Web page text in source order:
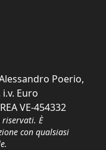
Poerio,
i.v. Euro
VE-454332
È
con qualsiasi